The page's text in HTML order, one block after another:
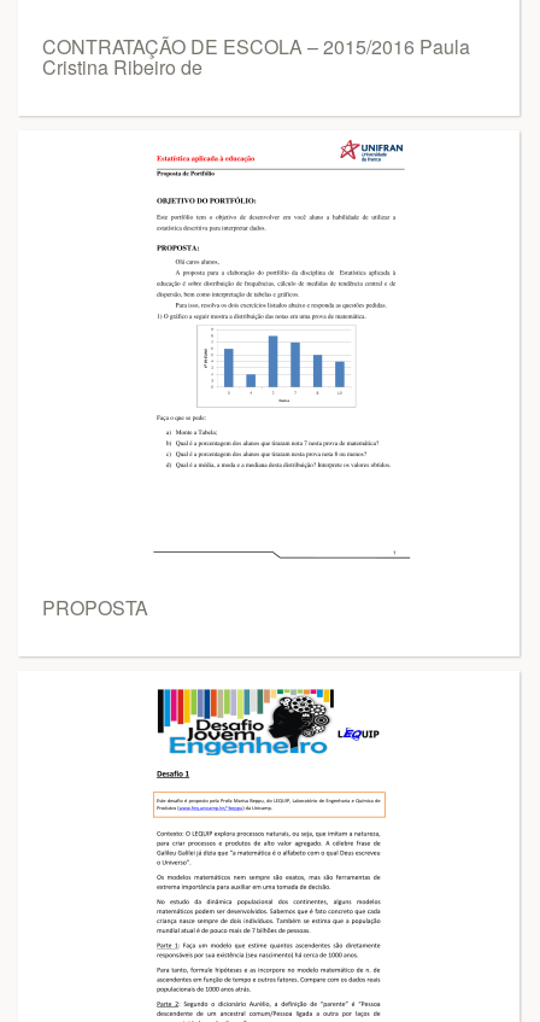
CONTRATAÇÃO DE ESCOLA – 2015/2016 Paula
Cristina Ribeiro de
PROPOSTA